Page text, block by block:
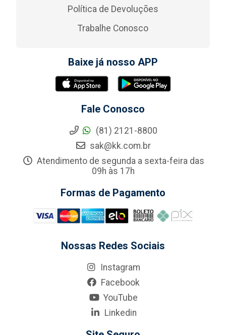
Política de Devoluções
Trabalhe Conosco
Baixe já nosso APP
Fale Conosco
(81) 2121-8800
sak@kk.com.br
Atendimento de segunda a sexta-feira das
09h às 17h
Formas de Pagamento
Nossas Redes Sociais
Instagram
Facebook
YouTube
Linkedin